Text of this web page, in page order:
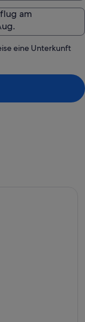
am
eine Unterkunft